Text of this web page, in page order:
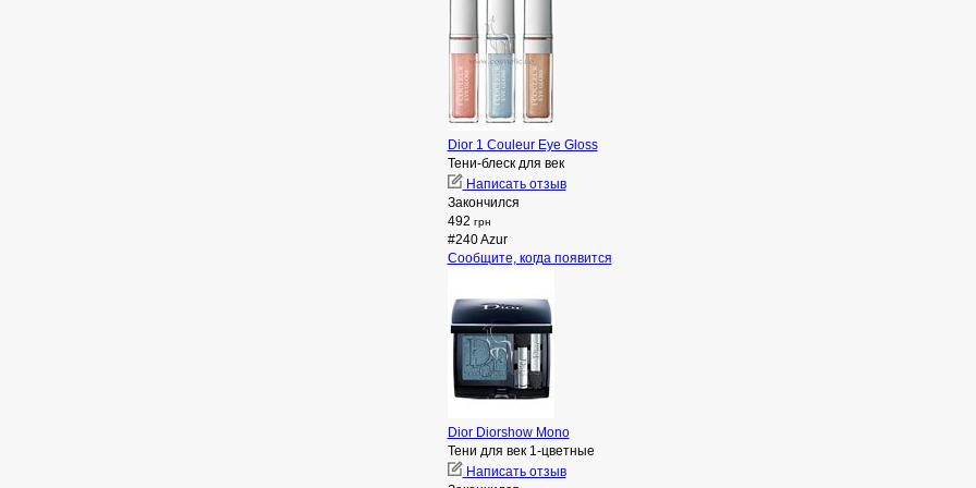
Dior 1 Couleur Eye Gloss
Тени-блеск для век
Написать отзыв
Закончился
492 грн
#240 Azur
Сообщите, когда появится
Dior Diorshow Mono
Тени для век 1-цветные
Написать отзыв